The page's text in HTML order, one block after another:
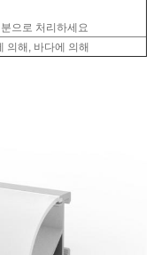
으로 처리하세요
의해, 바다에 의해